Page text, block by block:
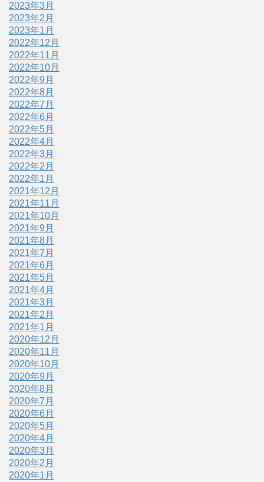
2023年3月
2023年2月
2023年1月
2022年12月
2022年11月
2022年10月
2022年9月
2022年8月
2022年7月
2022年6月
2022年5月
2022年4月
2022年3月
2022年2月
2022年1月
2021年12月
2021年11月
2021年10月
2021年9月
2021年8月
2021年7月
2021年6月
2021年5月
2021年4月
2021年3月
2021年2月
2021年1月
2020年12月
2020年11月
2020年10月
2020年9月
2020年8月
2020年7月
2020年6月
2020年5月
2020年4月
2020年3月
2020年2月
2020年1月